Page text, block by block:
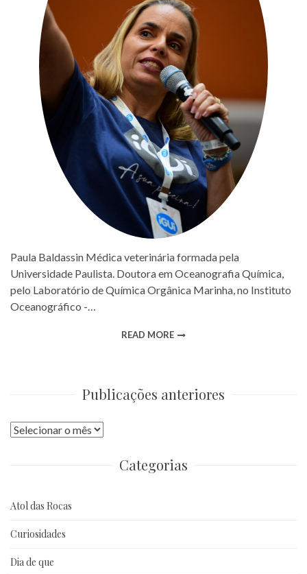
Paula Baldassin Médica veterinária formada pela
Universidade Paulista. Doutora em Oceanografia Química,
pelo Laboratório de Química Orgânica Marinha, no Instituto
Oceanográfico -…
READ MORE
Publicações anteriores
Publicações
Categorias
Atol das Rocas
Curiosidades
Dia de que